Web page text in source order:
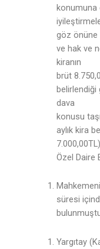
konumuna
göz önüne
ve hak ve
kiranın
brüt
belirlendiği
dava
konusu
aylık kira
Özel Daire
süresi
Yargıtay